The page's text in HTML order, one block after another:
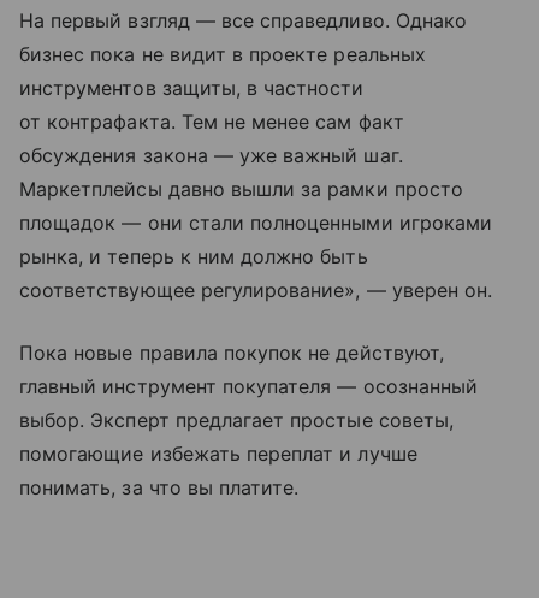
На первый взгляд — все справедливо. Однако
бизнес пока не видит в проекте реальных
инструментов защиты, в частности
от контрафакта. Тем не менее сам факт
обсуждения закона — уже важный шаг.
Маркетплейсы давно вышли за рамки просто
площадок — они стали полноценными игроками
рынка, и теперь к ним должно быть
соответствующее регулирование», — уверен он.
Пока новые правила покупок не действуют,
главный инструмент покупателя — осознанный
выбор. Эксперт предлагает простые советы,
помогающие избежать переплат и лучше
понимать, за что вы платите.